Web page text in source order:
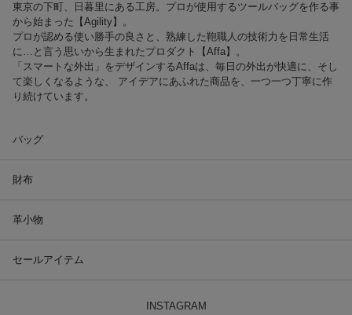
東京の下町、日暮里にある工房。プロが使用するツールバッグを作る事
から始まった【Agility】。
プロが認める使い勝手の良さと、熟練した鞄職人の技術力を日常生活
に…と言う思いから生まれたプロダクト【Affa】。
「スマートな外出」をデザインするAffaは、毎日の外出が快適に、そし
て楽しくなるような、 アイデアにあふれた商品を、一つ一つ丁寧に作
り続けています。
バッグ
財布
革小物
セールアイテム
INSTAGRAM